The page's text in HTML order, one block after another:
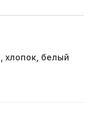
хлопок, белый